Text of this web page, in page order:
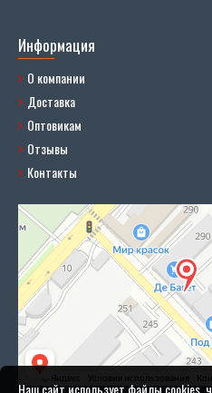
Информация
О компании
Доставка
Оптовикам
Отзывы
Контакты
Наш сайт использует файлы cookies,